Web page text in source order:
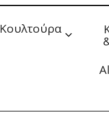
Κουλτούρα